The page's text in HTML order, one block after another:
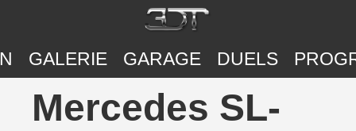
GALERIE GARAGE DUELS
Mercedes SL-